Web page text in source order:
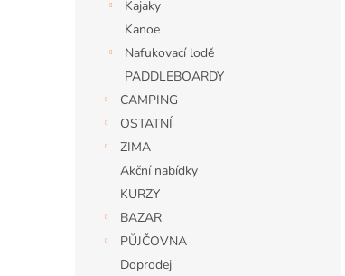
Kajaky
Kanoe
Nafukovací lodě
PADDLEBOARDY
CAMPING
OSTATNÍ
ZIMA
Akční nabídky
KURZY
BAZAR
PŮJČOVNA
Doprodej